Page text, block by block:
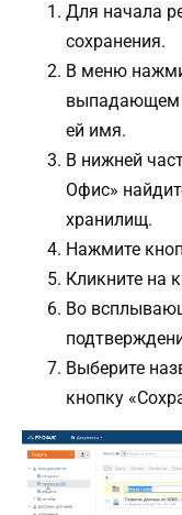
Для начала
сохранения.
В меню
выпадающем
ей имя.
В нижней
Офис»
хранилищ.
Нажмите
Кликните на
Во
Выберите
кнопку